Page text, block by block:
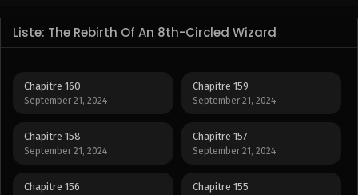
Liste: The Rebirth Of An 8th-Circled Wizard
Chapitre 160
September 21, 2024
Chapitre 159
September 21, 2024
Chapitre 158
September 21, 2024
Chapitre 157
September 21, 2024
Chapitre 156 Chapitre 155